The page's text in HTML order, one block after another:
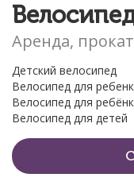
Аренда, прокат
Детский велосипед
Велосипед для
Велосипед для
Велосипед для детей